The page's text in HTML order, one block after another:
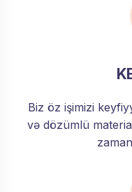
Biz öz işimizi
və dözümlü